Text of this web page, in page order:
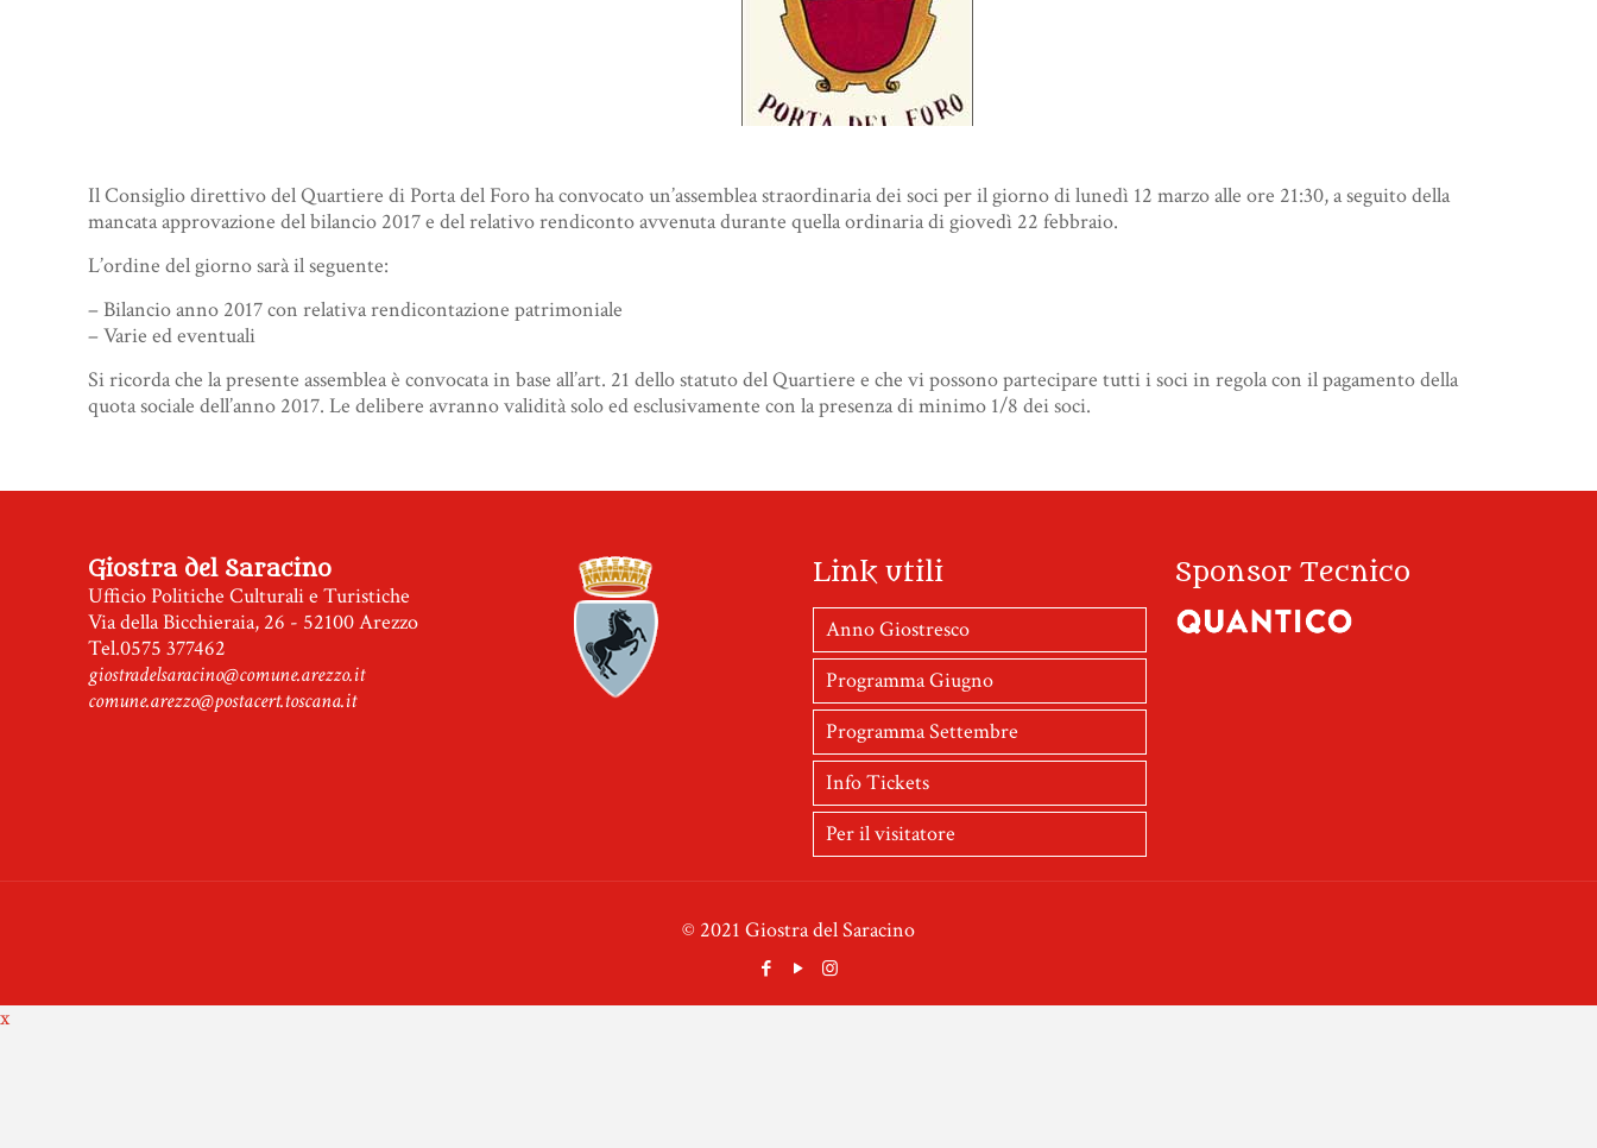
Il Consiglio direttivo del Quartiere di Porta del Foro ha convocato un’assemblea straordinaria dei soci per il giorno di lunedì 12 marzo alle ore 21:30, a seguito della
mancata approvazione del bilancio 2017 e del relativo rendiconto avvenuta durante quella ordinaria di giovedì 22 febbraio.
L’ordine del giorno sarà il seguente:
– Bilancio anno 2017 con relativa rendicontazione patrimoniale
– Varie ed eventuali
Si ricorda che la presente assemblea è convocata in base all’art. 21 dello statuto del Quartiere e che vi possono partecipare tutti i soci in regola con il pagamento della
quota sociale dell’anno 2017. Le delibere avranno validità solo ed esclusivamente con la presenza di minimo 1/8 dei soci.
Giostra del Saracino
Ufficio Politiche Culturali e Turistiche
Via della Bicchieraia, 26 - 52100 Arezzo
Tel.0575 377462
giostradelsaracino@comune.arezzo.it
comune.arezzo@postacert.toscana.it
Link utili
Anno Giostresco
Programma Giugno
Programma Settembre
Info Tickets
Per il visitatore
Sponsor Tecnico
© 2021 Giostra del Saracino
x